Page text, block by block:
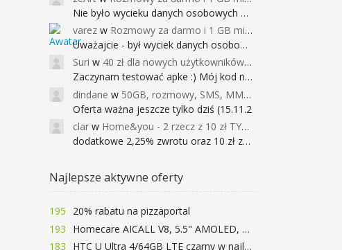
Nie było wycieku danych osobowych a nieo
varez w Rozmowy za darmo i 1 GB miesięcznie
Uważajcie - był wyciek danych osobowych
Suri w 40 zł dla nowych użytkowników Google Pay (dawniej Android Pay)
Zaczynam testować apke :) Mój kod na 40
dindane w 50GB, rozmowy, SMS, MMS bez limitu przez 6 miesięcy za darmo za przeniesienie numeru do Play NEXT
Oferta ważna jeszcze tylko dziś (15.11.2
clar w Home&you - 2 rzecz z 10 zł TYLKO DZISIAJ
dodatkowe 2,25% zwrotu oraz 10 zł za r
Najlepsze aktywne oferty
195
20% rabatu na pizzaportal
193
Homecare AICALL V8, 5.5" AMOLED, 4/128GB, Snapdragon 652, LTE, QC3.0, 3400mAh za 416zł
183
HTC U Ultra 4/64GB LTE czarny w najlepszej cenie na rynku 799 zł!!!